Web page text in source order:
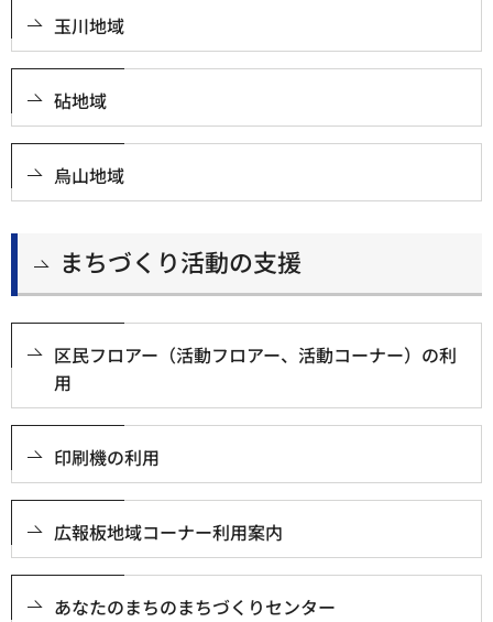
玉川地域
砧地域
烏山地域
まちづくり活動の支援
区民フロアー（活動フロアー、活動コーナー）の利
用
印刷機の利用
広報板地域コーナー利用案内
あなたのまちのまちづくりセンター